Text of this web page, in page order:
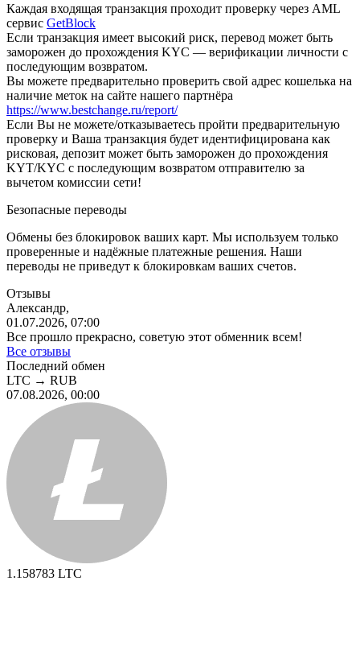
Каждая входящая транзакция проходит проверку через AML
сервис GetBlock
Если транзакция имеет высокий риск, перевод может быть
заморожен до прохождения KYC — верификации личности с
последующим возвратом.
Вы можете предварительно проверить свой адрес кошелька на
наличие меток на сайте нашего партнёра
https://www.bestchange.ru/report/
Eсли Вы не можете/отказываетесь пройти предварительную
проверку и Ваша транзакция будет идентифицирована как
рисковая, депозит может быть заморожен до прохождения
KYT/KYC с последующим возвратом отправителю за
вычетом комиссии сети!
Безопасные переводы
Обмены без блокировок ваших карт. Мы используем только
проверенные и надёжные платежные решения. Наши
переводы не приведут к блокировкам ваших счетов.
Отзывы
Александр,
01.07.2026, 07:00
Все прошло прекрасно, советую этот обменник всем!
Все отзывы
Последний обмен
LTC → RUB
07.08.2026, 00:00
1.158783 LTC